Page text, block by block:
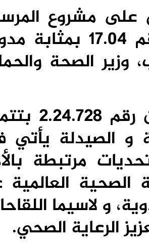
على مشروع
بقانون رقم 2.24.728 بتتميم القانون رقم
وزير الصحة
و أورد البلاغ، أن مشروع
الأدوية و الصيدلة
جائحة كوفيد-19 من تحديات مرتبطة
الصحية
و لاسيما
الرعاية الصحي.